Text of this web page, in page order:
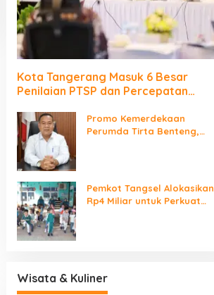
Kota Tangerang Masuk 6 Besar
Penilaian PTSP dan Percepatan
Promo Kemerdekaan
Perumda Tirta Benteng,
Pemkot Tangsel Alokasikan
Rp4 Miliar untuk Perkuat
Wisata & Kuliner